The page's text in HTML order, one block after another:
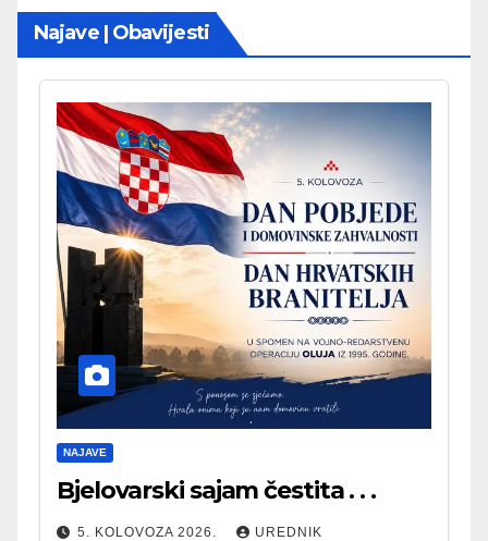
Najave | Obavijesti
NAJAVE
Bjelovarski sajam čestita . . .
5. KOLOVOZA 2026. UREDNIK